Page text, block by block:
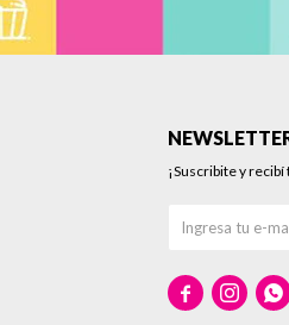
¡Suscribite y
  